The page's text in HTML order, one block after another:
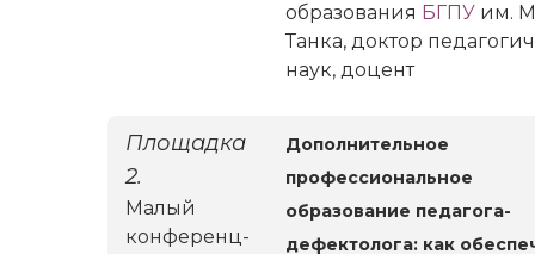
образования БГПУ им.
Танка, доктор
наук, доцент
Площадка
2.
Малый
конференц-
Дополнительное
профессиональное
образование педагога-
дефектолога: как